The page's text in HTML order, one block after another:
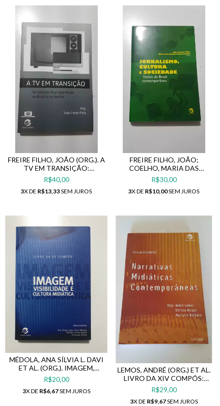
FREIRE FILHO, JOÃO (ORG.). A
TV EM TRANSIÇÃO:
TENDÊNCIAS DE
PROGRAMAÇÃO NO BRASIL
E NO MUNDO
R$40,00
3X DE R$13,33SEM JUROS
FREIRE FILHO, JOÃO;
COELHO, MARIA DAS
GRAÇAS PINTO (ORG.).
JORNALISMO, CULTURA E
SOCIEDADE: VISÕES DO
R$30,00
3X DE R$10,00SEM JUROS
MÉDOLA, ANA SÍLVIA L. DAVI
ET AL. (ORG.). IMAGEM,
VISIBILIDADE E CULTURA
MIDIÁTICA
R$20,00
3X DE R$6,67SEM JUROS
LEMOS, ANDRÉ (ORG.) ET AL.
LIVRO DA XIV COMPÓS:
NARRATIVAS MIDIÁTICAS
CONTEMPORÂNEAS
R$29,00
3X DE R$9,67SEM JUROS